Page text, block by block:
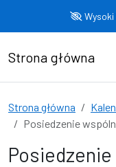
Strona główna
Strona główna
Posiedzenie